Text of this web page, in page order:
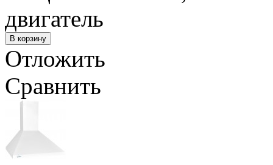
двигатель
Отложить
Сравнить